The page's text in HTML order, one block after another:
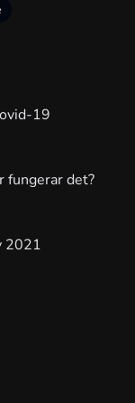
19
fungerar det?
2021